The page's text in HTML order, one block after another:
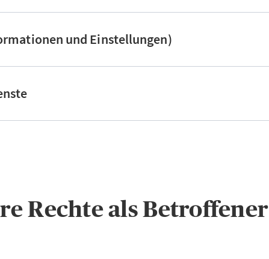
und Einstellungen)
Rechte als Betroffener